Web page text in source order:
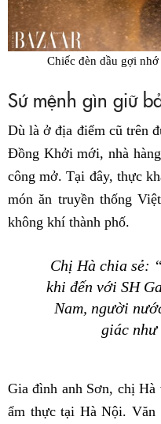
Chiếc đèn dầu gợi
Sứ mệnh gìn giữ
Dù là ở địa điểm cũ trên
Đồng Khởi mới, nhà
công mở. Tại đây, thực
món ăn truyền thống
không khí thành phố.
Chị Hà chia sẻ:
khi đến với SH
Nam, người
giác như
Gia đình anh Sơn, chị
ẩm thực tại Hà Nội. Văn